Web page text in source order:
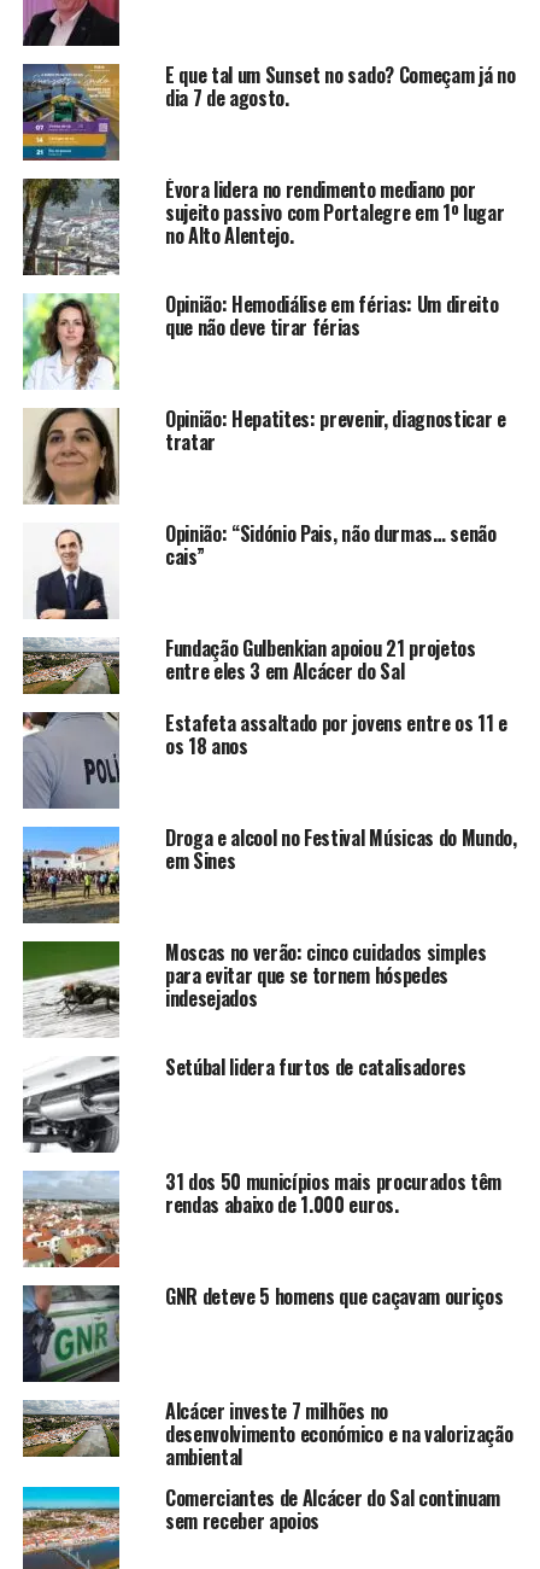
E que tal um Sunset no sado? Começam já no
dia 7 de agosto.
Évora lidera no rendimento mediano por
sujeito passivo com Portalegre em 1º lugar
no Alto Alentejo.
Opinião: Hemodiálise em férias: Um direito
que não deve tirar férias
Opinião: Hepatites: prevenir, diagnosticar e
tratar
Opinião: “Sidónio Pais, não durmas… senão
cais”
Fundação Gulbenkian apoiou 21 projetos
entre eles 3 em Alcácer do Sal
Estafeta assaltado por jovens entre os 11 e
os 18 anos
Droga e alcool no Festival Músicas do Mundo,
em Sines
Moscas no verão: cinco cuidados simples
para evitar que se tornem hóspedes
indesejados
Setúbal lidera furtos de catalisadores
31 dos 50 municípios mais procurados têm
rendas abaixo de 1.000 euros.
GNR deteve 5 homens que caçavam ouriços
Alcácer investe 7 milhões no
desenvolvimento económico e na valorização
ambiental
Comerciantes de Alcácer do Sal continuam
sem receber apoios